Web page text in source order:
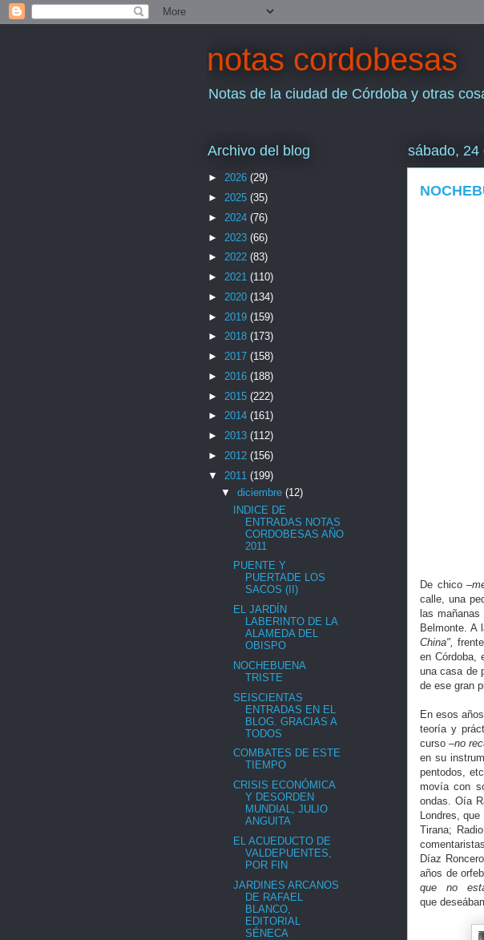
notas cordobesas
Notas de la ciudad de Córdoba y otras
sábado, 24
De chico
calle, una
las
Belmonte. A
China",
en Córdoba,
una casa de
de ese gran
En esos
teoría y
curso–no
en su
pentodos,
movía con
ondas. Oía
Londres,
Tirana;
Díaz
años de
que no
que
Archivo del blog
► 2026 (29)
► 2025 (35)
► 2024 (76)
► 2023 (66)
► 2022 (83)
► 2021 (110)
► 2020 (134)
► 2019 (159)
► 2018 (173)
► 2017 (158)
► 2016 (188)
► 2015 (222)
► 2014 (161)
► 2013 (112)
► 2012 (156)
▼ 2011 (199)
▼ diciembre (12)
INDICE DE
ENTRADAS NOTAS
CORDOBESAS AÑO
2011
PUENTE Y
PUERTADE LOS
SACOS (II)
EL JARDÍN
LABERINTO DE LA
ALAMEDA DEL
OBISPO
NOCHEBUENA
TRISTE
SEISCIENTAS
ENTRADAS EN EL
BLOG. GRACIAS A
TODOS
COMBATES DE ESTE
TIEMPO
CRISIS ECONÓMICA
Y DESORDEN
MUNDIAL, JULIO
ANGUITA
EL ACUEDUCTO DE
VALDEPUENTES,
POR FIN
JARDINES ARCANOS
DE RAFAEL
BLANCO,
EDITORIAL
SÉNECA